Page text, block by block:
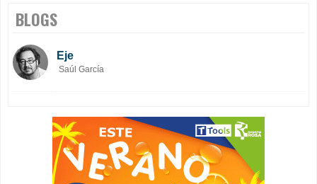
BLOGS
Eje
Saúl García